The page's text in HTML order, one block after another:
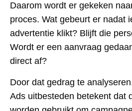
Daarom wordt er gekeken
proces. Wat gebeurt er nadat
advertentie klikt? Blijft die
Wordt er een aanvraag
direct af?
Door dat gedrag te
Ads uitbesteden betekent dat